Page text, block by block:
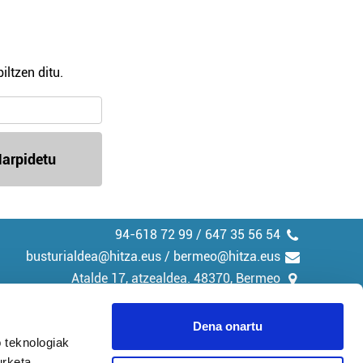
Dena onartu
ditu.
94-618 72 99 / 647 35 56 54
busturialdea@hitza.eus / bermeo@hitza.eus
Atalde 17, atzealdea. 48370, Bermeo